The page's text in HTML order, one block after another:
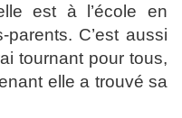
est à l’école en
C’est aussi
tournant pour tous,
elle a trouvé sa